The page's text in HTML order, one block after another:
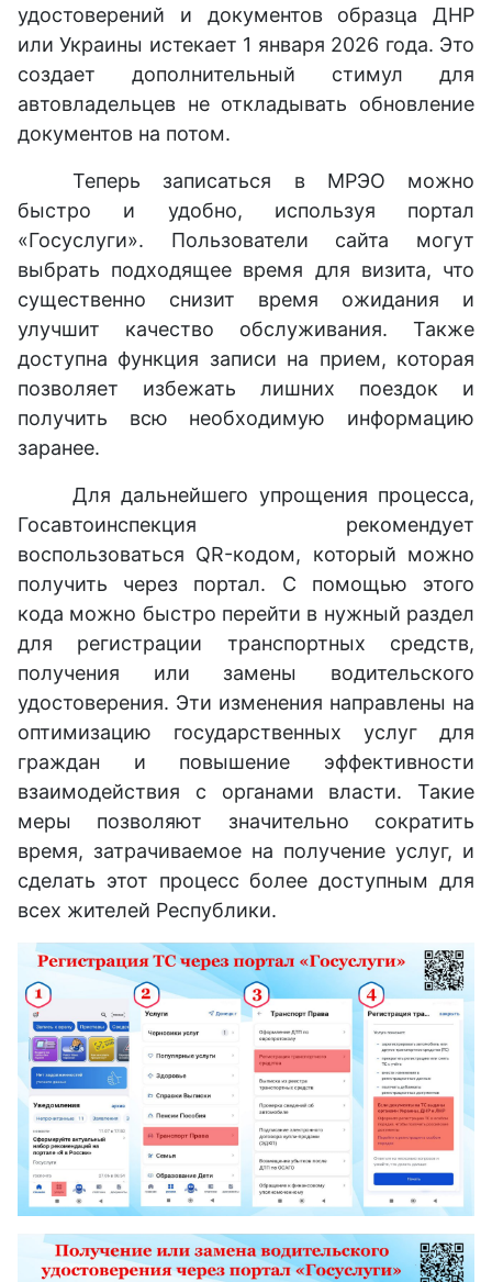
удостоверений и документов образца ДНР
или Украины истекает 1 января 2026 года. Это
создает дополнительный стимул для
автовладельцев не откладывать обновление
документов на потом.
Теперь записаться в МРЭО можно
быстро и удобно, используя портал
«Госуслуги». Пользователи сайта могут
выбрать подходящее время для визита, что
существенно снизит время ожидания и
улучшит качество обслуживания. Также
доступна функция записи на прием, которая
позволяет избежать лишних поездок и
получить всю необходимую информацию
заранее.
Для дальнейшего упрощения процесса,
Госавтоинспекция рекомендует
воспользоваться QR-кодом, который можно
получить через портал. С помощью этого
кода можно быстро перейти в нужный раздел
для регистрации транспортных средств,
получения или замены водительского
удостоверения. Эти изменения направлены на
оптимизацию государственных услуг для
граждан и повышение эффективности
взаимодействия с органами власти. Такие
меры позволяют значительно сократить
время, затрачиваемое на получение услуг, и
сделать этот процесс более доступным для
всех жителей Республики.